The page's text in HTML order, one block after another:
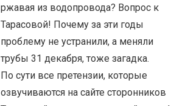
ржавая из водопровода? Вопрос к
Тарасовой! Почему за эти годы
проблему не устранили, а меняли
трубы 31 декабря, тоже загадка.
По сути все претензии, которые
озвучиваются на сайте сторонников